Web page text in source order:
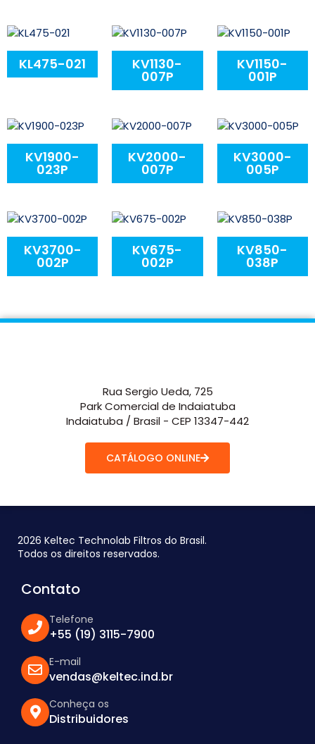
KL475-021 KV1130-
007P
KV1150-
001P
KV1900-
023P
KV2000-
007P
KV3000-
005P
KV3700-
002P
KV675-
002P
KV850-
038P
Rua Sergio Ueda, 725
Park Comercial de Indaiatuba
Indaiatuba / Brasil - CEP 13347-442
CATÁLOGO ONLINE
2026 Keltec Technolab Filtros do Brasil.
Todos os direitos reservados.
Contato
Telefone
+55 (19) 3115-7900
E-mail
vendas@keltec.ind.br
Conheça os
Distribuidores